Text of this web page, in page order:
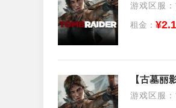
游戏区服
租金： ¥2.1
【古墓丽
游戏区服